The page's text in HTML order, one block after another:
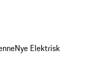
Nye Elektrisk